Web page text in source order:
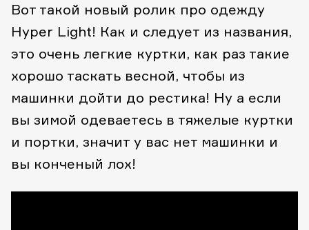
Вот такой новый ролик про одежду
Hyper Light! Как и следует из названия,
это очень легкие куртки, как раз такие
хорошо таскать весной, чтобы из
машинки дойти до рестика! Ну а если
вы зимой одеваетесь в тяжелые куртки
и портки, значит у вас нет машинки и
вы конченый лох!